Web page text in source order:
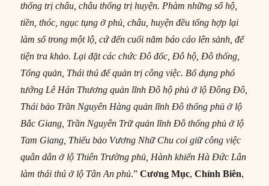
thống trị châu, châu thống trị huyện. Phàm những sổ hộ,
tiền, thóc, ngục tụng ở phủ, châu, huyện đều tổng hợp lại
làm sổ trong một lộ, cứ đến cuối năm báo cáo lên sảnh, để
tiện tra khảo. Lại đặt các chức Đô đốc, Đô hộ, Đô thống,
Tổng quản, Thái thú để quản trị công việc. Bổ dụng phó
tướng Lê Hán Thương quản lĩnh Đô hộ phủ ở lộ Đông Đô,
Thái bảo Trần Nguyên Hàng quản lĩnh Đô thống phủ ở lộ
Bắc Giang, Trần Nguyên Trữ quản lĩnh Đô thống phủ ở lộ
Tam Giang, Thiếu bảo Vương Nhữ Chu coi giữ công việc
quân dân ở lộ Thiên Trường phủ, Hành khiển Hà Đức Lân
làm thái thú ở lộ Tân An phủ.” Cương Mục,Chính Biên,